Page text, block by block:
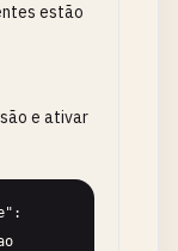
estão
e ativar